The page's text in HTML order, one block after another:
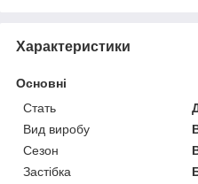
Характеристики
Основні
Стать
Вид виробу
Сезон
Застібка